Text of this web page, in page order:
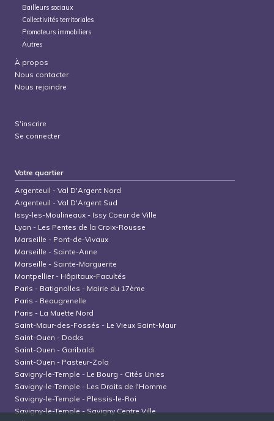
Bailleurs sociaux
Collectivités territoriales
Promoteurs immobiliers
Autres
À propos
Nous contacter
Nous rejoindre
S'inscrire
Se connecter
Votre quartier
Argenteuil -Val D'Argent Nord
Argenteuil -Val D'Argent Sud
Issy-les-Moulineaux - Issy Coeur de Ville
Lyon - Les Pentes de la Croix-Rousse
Marseille - Pont-de-Vivaux
Marseille - Sainte-Anne
Marseille - Sainte-Marguerite
Montpellier- Hôpitaux-Facultés
Paris - Batignolles - Mairie du 17ème
Paris - Beaugrenelle
Paris - La Muette Nord
Saint-Maur-des-Fossés - Le Vieux Saint-Maur
Saint-Ouen - Docks
Saint-Ouen - Garibaldi
Saint-Ouen - Pasteur-Zola
Savigny-le-Temple - Le Bourg - Cités Unies
Savigny-le-Temple - Les Droits de l'Homme
Savigny-le-Temple - Plessis-le-Roi
Savigny-le-Temple-Savigny Centre Ville